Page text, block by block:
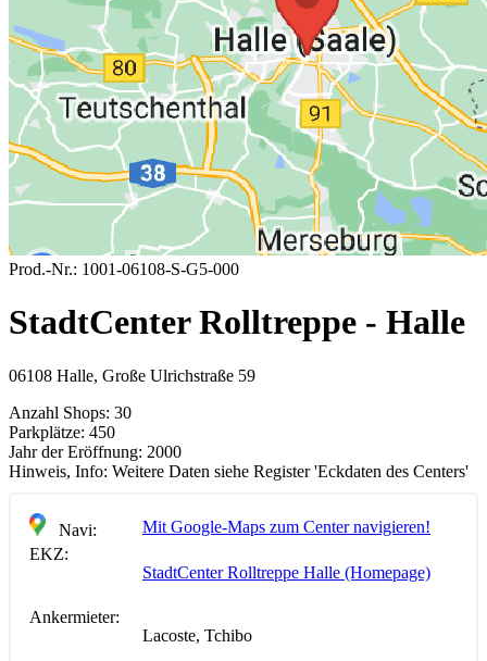
Prod.-Nr.: 1001-06108-S-G5-000
StadtCenter Rolltreppe - Halle
06108 Halle, Große Ulrichstraße 59
Anzahl Shops: 30
Parkplätze: 450
Jahr der Eröffnung: 2000
Hinweis, Info: Weitere Daten siehe Register 'Eckdaten des Centers'
Navi:
Mit Google-Maps zum Center navigieren!
EKZ:
StadtCenter Rolltreppe Halle (Homepage)
Ankermieter:
Lacoste, Tchibo